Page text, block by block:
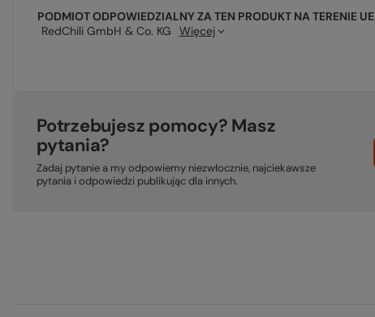
PODMIOT ODPOWIEDZIALNY ZA TEN PRODUKT NA TERENIE UE
RedChili GmbH & Co. KG
Więcej
Potrzebujesz pomocy? Masz
pytania?
Zadaj pytanie a my odpowiemy niezwłocznie, najciekawsze
pytania i odpowiedzi publikując dla innych.